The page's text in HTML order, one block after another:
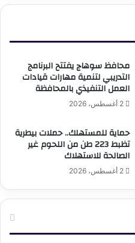
محافظ سوهاج يفتتح البرنامج
التدريبي لتنمية مهارات قيادات
العمل التنفيذي بالمحافظة
2 أغسطس، 2026
حماية للمستهلك.. حملات بيطرية
تظبط 223 طن من اللحوم غير
الصالحة للاستهلاك
2 أغسطس، 2026